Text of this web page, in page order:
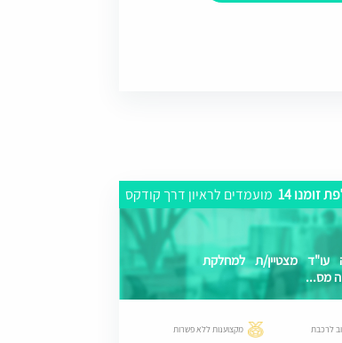
זומנו 14 מועמדים לראיון דרך קודקס
עו"ד מצטיין/ת למחלקת
מס...
לרכבת מקצוענות ללא פשרות